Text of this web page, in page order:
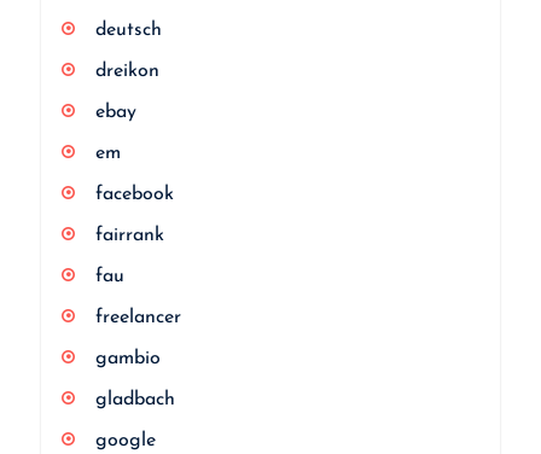
deutsch
dreikon
ebay
em
facebook
fairrank
fau
freelancer
gambio
gladbach
google